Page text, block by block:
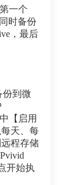
一个
时备份
，最后
【启用
天、每
程存储
开始执